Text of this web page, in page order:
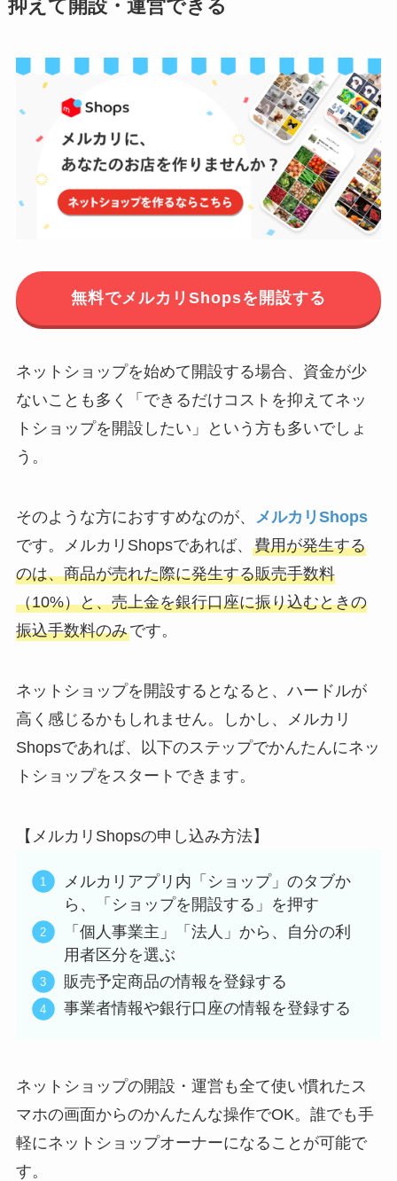
抑えて開設・運営できる
無料でメルカリShopsを開設する
ネットショップを始めて開設する場合、資金が少
ないことも多く「できるだけコストを抑えてネッ
トショップを開設したい」という方も多いでしょ
う。
そのような方におすすめなのが、 メルカリShops
です。メルカリShopsであれば、 費用が発生する
のは、商品が売れた際に発生する販売手数料
（10%）と、売上金を銀行口座に振り込むときの
振込手数料のみです。
ネットショップを開設するとなると、ハードルが
高く感じるかもしれません。しかし、メルカリ
Shopsであれば、以下のステップでかんたんにネッ
トショップをスタートできます。
【メルカリShopsの申し込み方法】
メルカリアプリ内「ショップ」のタブか
ら、「ショップを開設する」を押す
「個人事業主」「法人」から、自分の利
用者区分を選ぶ
販売予定商品の情報を登録する
事業者情報や銀行口座の情報を登録する
ネットショップの開設・運営も全て使い慣れたス
マホの画面からのかんたんな操作でOK。誰でも手
軽にネットショップオーナーになることが可能で
す。